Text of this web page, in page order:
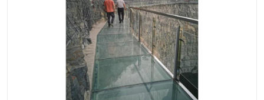
攀岩器材
空中自行车
玻璃滑道